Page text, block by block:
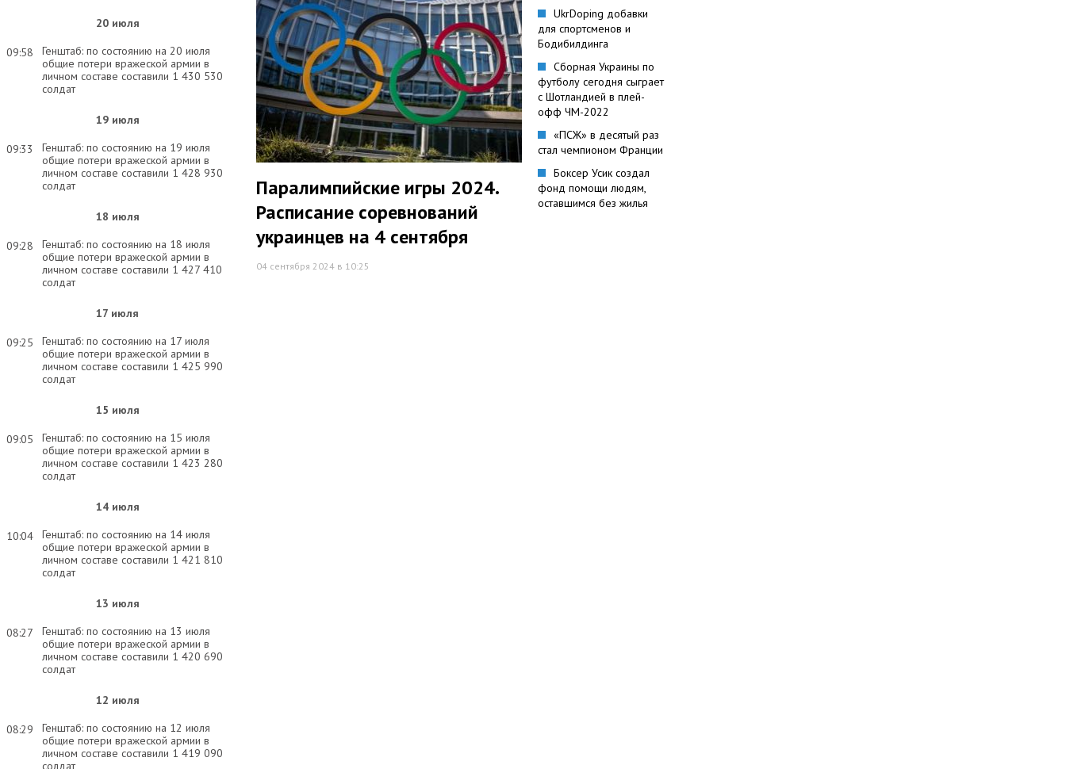
20 июля
09:58
Генштаб: по состоянию на 20 июля
общие потери вражеской армии в
личном составе составили 1 430 530
солдат
19 июля
09:33
Генштаб: по состоянию на 19 июля
общие потери вражеской армии в
личном составе составили 1 428 930
солдат
18 июля
09:28
Генштаб: по состоянию на 18 июля
общие потери вражеской армии в
личном составе составили 1 427 410
солдат
17 июля
09:25
Генштаб: по состоянию на 17 июля
общие потери вражеской армии в
личном составе составили 1 425 990
солдат
15 июля
09:05
Генштаб: по состоянию на 15 июля
общие потери вражеской армии в
личном составе составили 1 423 280
солдат
14 июля
10:04
Генштаб: по состоянию на 14 июля
общие потери вражеской армии в
личном составе составили 1 421 810
солдат
13 июля
08:27
Генштаб: по состоянию на 13 июля
общие потери вражеской армии в
личном составе составили 1 420 690
солдат
12 июля
08:29
Генштаб: по состоянию на 12 июля
общие потери вражеской армии в
личном составе составили 1 419 090
солдат
Паралимпийские игры 2024.
Расписание соревнований
украинцев на 4 сентября
04 сентября 2024 в 10:25
UkrDoping добавки
для спортсменов и
Бодибилдинга
Сборная Украины по
футболу сегодня сыграет
с Шотландией в плей-
офф ЧМ-2022
«ПСЖ» в десятый раз
стал чемпионом Франции
Боксер Усик создал
фонд помощи людям,
оставшимся без жилья